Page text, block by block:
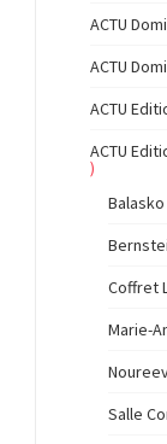
ACTU
ACTU
ACTU
ACTU
)
Coffret
Marie-
Salle